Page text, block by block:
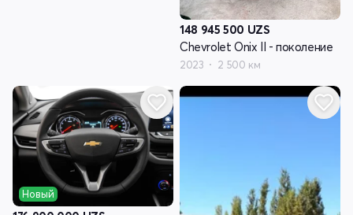
148 945 500 UZS
Chevrolet Onix II - поколение
2023 2 500 км
Новый